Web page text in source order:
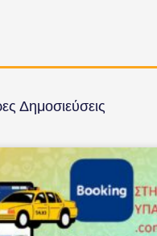
Δημοσιεύσεις